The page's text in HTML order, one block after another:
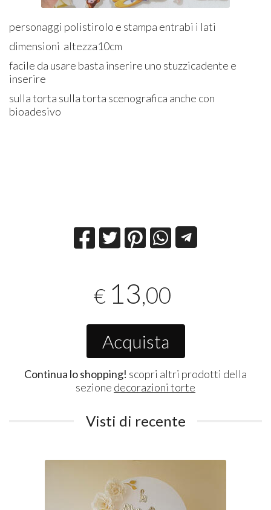
personaggi polistirolo e stampa entrabi i lati
dimensioni altezza10cm
facile da usare basta inserire uno stuzzicadente e
inserire
sulla torta sulla torta scenografica anche con
bioadesivo
€ 13,00
Acquista
Continua lo shopping! scopri altri prodotti della
sezione decorazioni torte
Visti di recente